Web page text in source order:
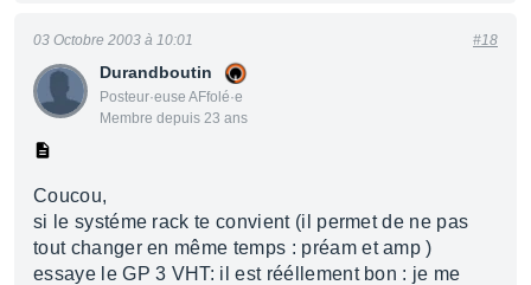
Durandboutin
Posteur·euse AFfolé·e
Membre depuis 23 ans
03 Octobre 2003 à 10:01 #18
Coucou,
si le systéme rack te convient (il permet de ne pas
tout changer en même temps : préam et amp )
essaye le GP 3 VHT: il est rééllement bon : je me